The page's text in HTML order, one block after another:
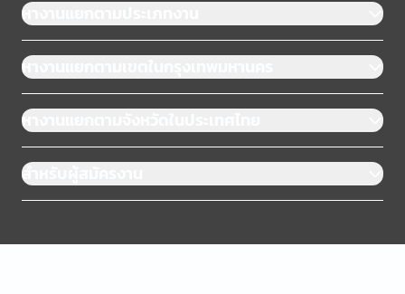
หางานแยกตามประเภทงาน
หางานแยกตามเขตในกรุงเทพมหานคร
หางานแยกตามจังหวัดในประเทศไทย
สำหรับผู้สมัครงาน